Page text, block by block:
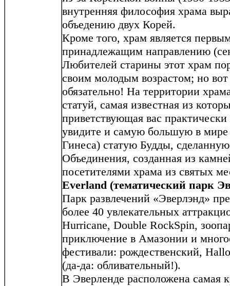
внутренняя философия храма
объедению двух Корей.
Кроме того, храм является
принадлежащим направлению
Любителей старины этот храм
своим молодым возрастом; но
обязательно! На территории
статуй, самая известная из
приветствующая вас
увидите и самую большую в мире
Гинеса) статую Будды,
Объединения, созданная из
посетителями храма из святых
Everland (тематический парк
Парк развлечений «Эверлэнд»
более 40 увлекательных
Hurricane, Double RockSpin,
приключение в Амазонии и
фестивали: рождественский,
(да-да: обливательный!).
В Эверленде расположена самая